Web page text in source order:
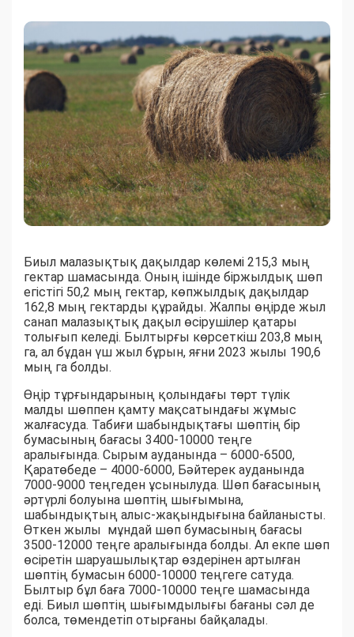
Биыл малазықтық дақылдар көлемі 215,3 мың
гектар шамасында. Оның ішінде біржылдық шөп
егістігі 50,2 мың гектар, көпжылдық дақылдар
162,8 мың гектарды құрайды. Жалпы өңірде жыл
санап малазықтық дақыл өсірушілер қатары
толығып келеді. Былтырғы көрсеткіш 203,8 мың
га, ал бұдан үш жыл бұрын, яғни 2023 жылы 190,6
мың га болды.
Өңір тұрғындарының қолындағы төрт түлік
малды шөппен қамту мақсатындағы жұмыс
жалғасуда. Табиғи шабындықтағы шөптің бір
бумасының бағасы 3400-10000 теңге
аралығында. Сырым ауданында – 6000-6500,
Қаратөбеде – 4000-6000, Бәйтерек ауданында
7000-9000 теңгеден ұсынылуда. Шөп бағасының
әртүрлі болуына шөптің шығымына,
шабындықтың алыс-жақындығына байланысты.
Өткен жылы мұндай шөп бумасының бағасы
3500-12000 теңге аралығында болды. Ал екпе шөп
өсіретін шаруашылықтар өздерінен артылған
шөптің бумасын 6000-10000 теңгеге сатуда.
Былтыр бұл баға 7000-10000 теңге шамасында
еді. Биыл шөптің шығымдылығы бағаны сәл де
болса, төмендетіп отырғаны байқалады.